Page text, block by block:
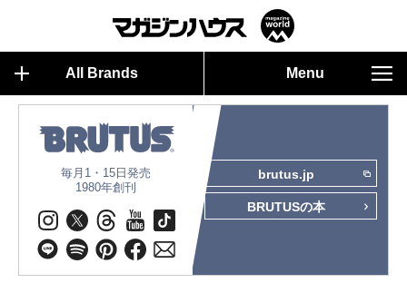
All Brands Menu
毎月1・15日発売
1980年創刊
brutus.jp
BRUTUSの本